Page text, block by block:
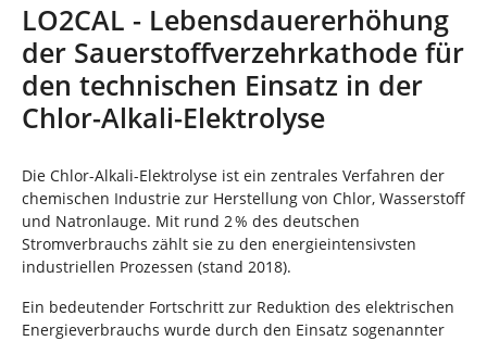
d
h
e
r
LO2CAL - Lebensdauererhöhung
der Sauerstoffverzehrkathode für
den technischen Einsatz in der
Chlor-Alkali-Elektrolyse
Die Chlor-Alkali-Elektrolyse ist ein zentrales Verfahren der
chemischen Industrie zur Herstellung von Chlor, Wasserstoff
und Natronlauge. Mit rund 2 % des deutschen
Stromverbrauchs zählt sie zu den energieintensivsten
industriellen Prozessen (stand 2018).
Ein bedeutender Fortschritt zur Reduktion des elektrischen
Energieverbrauchs wurde durch den Einsatz sogenannter